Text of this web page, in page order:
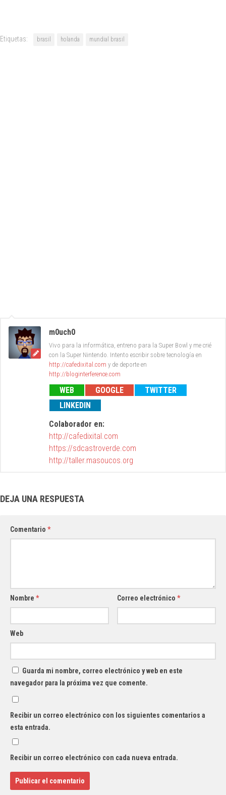
Etiquetas: brasil holanda mundial brasil
m0uch0
Vivo para la informática, entreno para la Super Bowl y me crié
con la Super Nintendo. Intento escribir sobre tecnología en
http://cafedixital.com y de deporte en
http://bloginterference.com
WEB GOOGLE
TWITTER
LINKEDIN
Colaborador en:
http://cafedixital.com
https://sdcastroverde.com
http://taller.masoucos.org
DEJA UNA RESPUESTA
Comentario *
Nombre * Correo electrónico*
Web
Guarda mi nombre, correo electrónico y web en este
navegador para la próxima vez que comente.
Recibir un correo electrónico con los siguientes comentarios a
esta entrada.
Recibir un correo electrónico con cada nueva entrada.